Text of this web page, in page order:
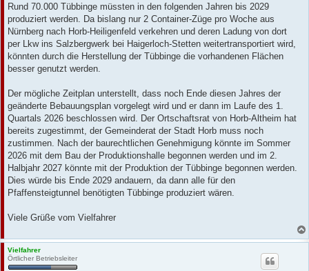
Rund 70.000 Tübbinge müssten in den folgenden Jahren bis 2029
produziert werden. Da bislang nur 2 Container-Züge pro Woche aus
Nürnberg nach Horb-Heiligenfeld verkehren und deren Ladung von dort
per Lkw ins Salzbergwerk bei Haigerloch-Stetten weitertransportiert wird,
könnten durch die Herstellung der Tübbinge die vorhandenen Flächen
besser genutzt werden.
Der mögliche Zeitplan unterstellt, dass noch Ende diesen Jahres der
geänderte Bebauungsplan vorgelegt wird und er dann im Laufe des 1.
Quartals 2026 beschlossen wird. Der Ortschaftsrat von Horb-Altheim hat
bereits zugestimmt, der Gemeinderat der Stadt Horb muss noch
zustimmen. Nach der baurechtlichen Genehmigung könnte im Sommer
2026 mit dem Bau der Produktionshalle begonnen werden und im 2.
Halbjahr 2027 könnte mit der Produktion der Tübbinge begonnen werden.
Dies würde bis Ende 2029 andauern, da dann alle für den
Pfaffensteigtunnel benötigten Tübbinge produziert wären.
Viele Grüße vom Vielfahrer
Vielfahrer
Örtlicher Betriebsleiter